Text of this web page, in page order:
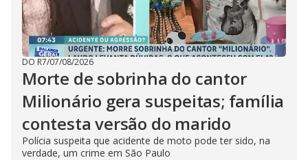
DO R7/07/08/2026
Morte de sobrinha do cantor
Milionário gera suspeitas; família
contesta versão do marido
Polícia suspeita que acidente de moto pode ter sido, na
verdade, um crime em São Paulo